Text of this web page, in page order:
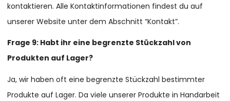
kontaktieren. Alle Kontaktinformationen findest du auf
unserer Website unter dem Abschnitt “Kontakt”.
Frage 9: Habt ihr eine begrenzte Stückzahl von
Produkten auf Lager?
Ja, wir haben oft eine begrenzte Stückzahl bestimmter
Produkte auf Lager. Da viele unserer Produkte in Handarbeit